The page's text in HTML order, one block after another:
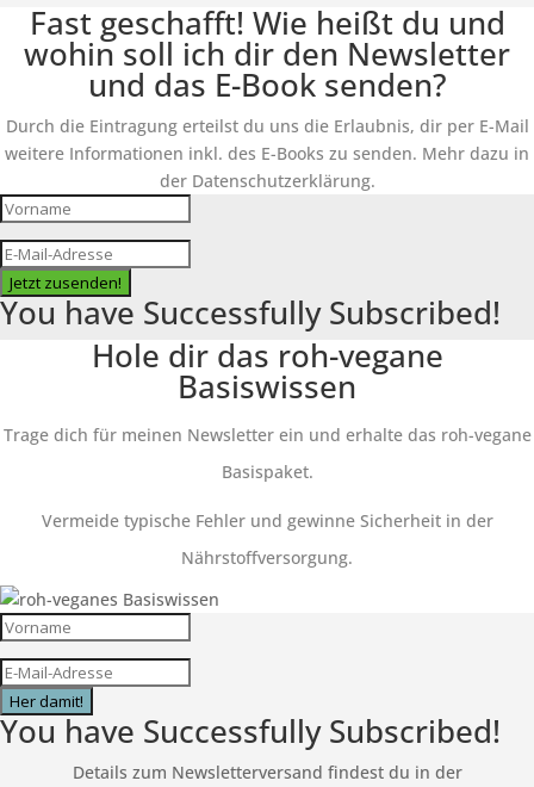
Fast geschafft! Wie heißt du und
wohin soll ich dir den Newsletter
und das E-Book senden?
Durch die Eintragung erteilst du uns die Erlaubnis, dir per E-Mail
weitere Informationen inkl. des E-Books zu senden. Mehr dazu in
der Datenschutzerklärung.
Jetzt zusenden!
You have Successfully Subscribed!
Hole dir das roh-vegane
Basiswissen
Trage dich für meinen Newsletter ein und erhalte das roh-vegane
Basispaket.
Vermeide typische Fehler und gewinne Sicherheit in der
Nährstoffversorgung.
Her damit!
You have Successfully Subscribed!
Details zum Newsletterversand findest du in der